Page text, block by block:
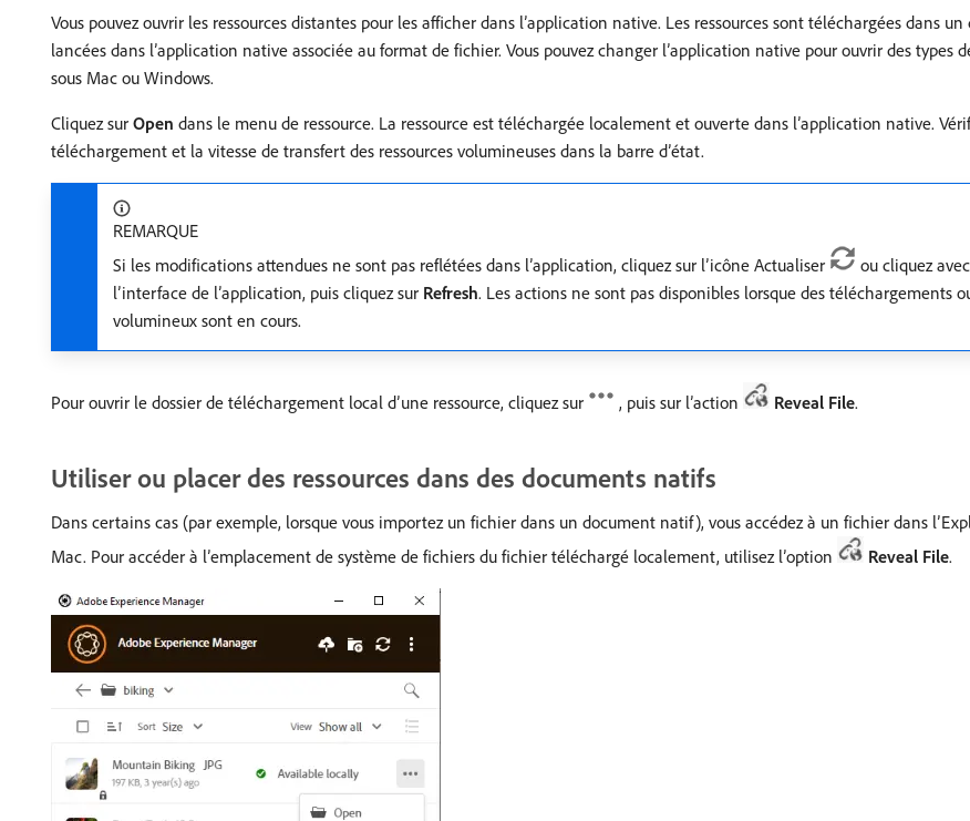
Vous pouvez ouvrir les ressources distantes pour les afficher dans l’application native. Les ressources sont téléchargées dans
lancées dans l’application native associée au format de fichier. Vous pouvez changer l’application native pour ouvrir des types
sous Mac ou Windows.
Cliquez sur Open dans le menu de ressource. La ressource est téléchargée localement et ouverte dans l’application native.
téléchargement et la vitesse de transfert des ressources volumineuses dans la barre d’état.
REMARQUE
Si les modifications attendues ne sont pas reflétées dans l’application, cliquez sur l’icône Actualiser
ou cliquez
l’interface de l’application, puis cliquez sur Refresh. Les actions ne sont pas disponibles lorsque des téléchargements
volumineux sont en cours.
Pour ouvrir le dossier de téléchargement local d’une ressource, cliquez sur , puis sur l’action Reveal File.
Utiliser ou placer des ressources dans des documents natifs
Dans certains cas (par exemple, lorsque vous importez un fichier dans un document natif), vous accédez à un fichier dans
Mac. Pour accéder à l’emplacement de système de fichiers du fichier téléchargé localement, utilisez l’option
Reveal File.